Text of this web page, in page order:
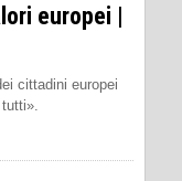
europei |
cittadini europei